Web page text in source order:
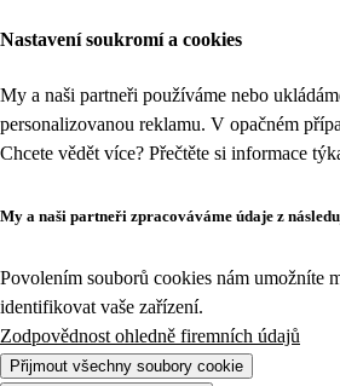
Nastavení soukromí a cookies
My a naši partneři používáme nebo
personalizovanou reklamu. V opačném
Chcete vědět více? Přečtěte si informace
My a naši partneři zpracováváme údaje z
Povolením souborů cookies nám umožníte
identifikovat vaše zařízení.
Zodpovědnost ohledně firemních údajů
Přijmout všechny soubory cookie